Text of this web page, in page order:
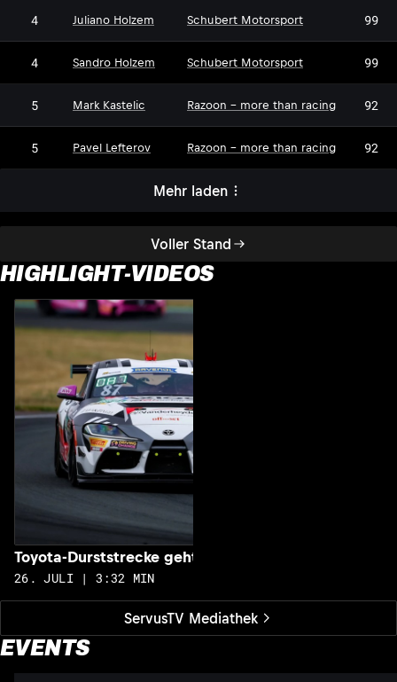
Voller Stand
4 Juliano Holzem Schubert Motorsport 99
4 Sandro Holzem Schubert Motorsport 99
5 Mark Kastelic Razoon - more than racing 92
5 Pavel Lefterov Razoon - more than racing 92
Mehr laden
HIGHLIGHT-VIDEOS
ServusTV Mediathek
Toyota-Durststrecke geht zu Ende
26. JULI | 3:32 MIN
EVENTS